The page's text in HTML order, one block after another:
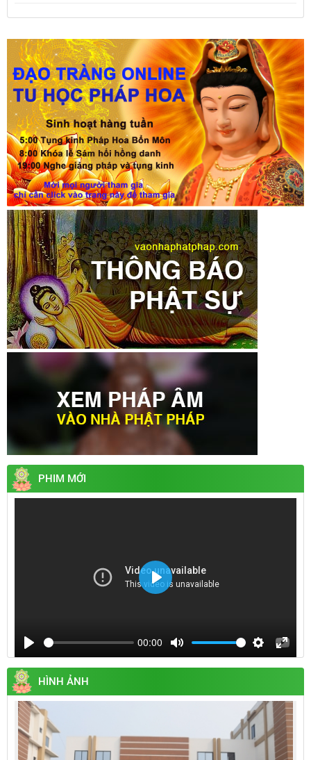
PHIM MỚI
Play
00:00
Mute
SettingsEnter
Play
HÌNH ẢNH